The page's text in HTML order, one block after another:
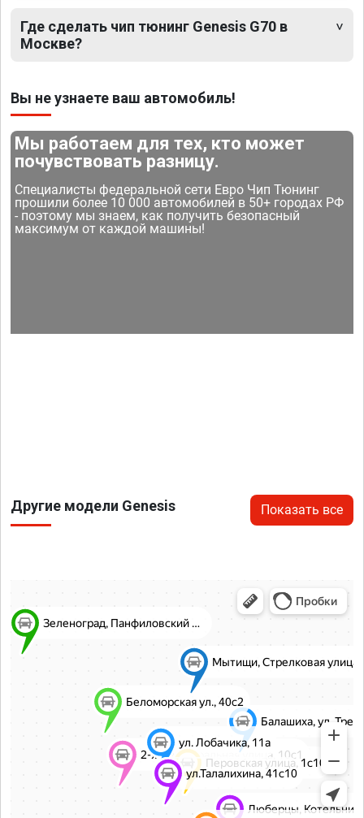
Где сделать чип тюнинг Genesis G70 в
Москве?
Вы не узнаете ваш автомобиль!
Мы работаем для тех, кто может
почувствовать разницу.
Специалисты федеральной сети Евро Чип Тюнинг
прошили более 10 000 автомобилей в 50+ городах РФ
- поэтому мы знаем, как получить безопасный
максимум от каждой машины!
Другие модели Genesis Показать все